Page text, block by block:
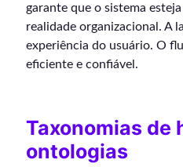
garante que o sistema
realidade organizacional. A
experiência do usuário. O
eficiente e confiável.
Taxonomias de
ontologias